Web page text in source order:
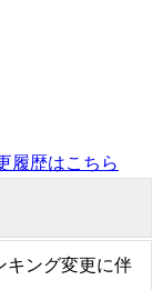
履歴はこちら
キング変更に伴